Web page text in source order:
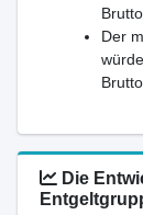
Der
würde
Die